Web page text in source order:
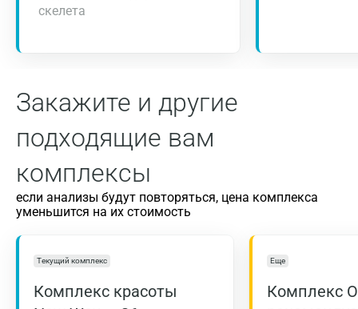
скелета
Закажите и другие
подходящие вам
комплексы
если анализы будут повторяться, цена комплекса
уменьшится на их стоимость
Текущий комплекс
Комплекс красоты
Еще
Комплекс